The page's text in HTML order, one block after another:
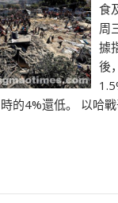
食
周
據
後
的4%還低。 以哈